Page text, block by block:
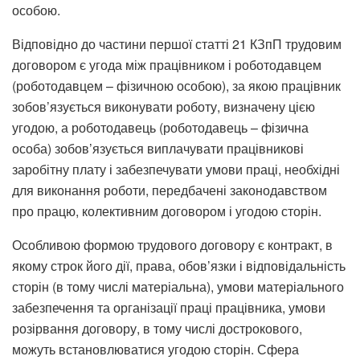
особою.
Відповідно до частини першої статті 21 КЗпП трудовим
договором є угода між працівником і роботодавцем
(роботодавцем – фізичною особою), за якою працівник
зобов’язується виконувати роботу, визначену цією
угодою, а роботодавець (роботодавець – фізична
особа) зобов’язується виплачувати працівникові
заробітну плату і забезпечувати умови праці, необхідні
для виконання роботи, передбачені законодавством
про працю, колективним договором і угодою сторін.
Особливою формою трудового договору є контракт, в
якому строк його дії, права, обов’язки і відповідальність
сторін (в тому числі матеріальна), умови матеріального
забезпечення та організації праці працівника, умови
розірвання договору, в тому числі дострокового,
можуть встановлюватися угодою сторін. Сфера